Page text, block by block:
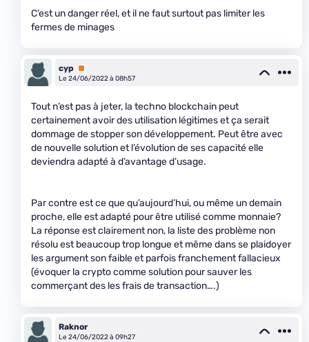
C’est un danger réel, et il ne faut surtout pas limiter les
fermes de minages
cyp
Premium
Le 24/06/2022 à 08h57
Tout n’est pas à jeter, la techno blockchain peut
certainement avoir des utilisation légitimes et ça serait
dommage de stopper son développement. Peut être avec
de nouvelle solution et l’évolution de ses capacité elle
deviendra adapté à d’avantage d’usage.
Par contre est ce que qu’aujourd’hui, ou même un demain
proche, elle est adapté pour être utilisé comme monnaie?
La réponse est clairement non, la liste des problème non
résolu est beaucoup trop longue et même dans se plaidoyer
les argument son faible et parfois franchement fallacieux
(évoquer la crypto comme solution pour sauver les
commerçant des les frais de transaction….)
Raknor
Le 24/06/2022 à 09h27